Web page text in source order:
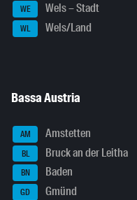
WE Wels – Stadt
WL Wels/Land
Bassa Austria
AM Amstetten
BL Bruck an der Leitha
BN Baden
GD Gmünd